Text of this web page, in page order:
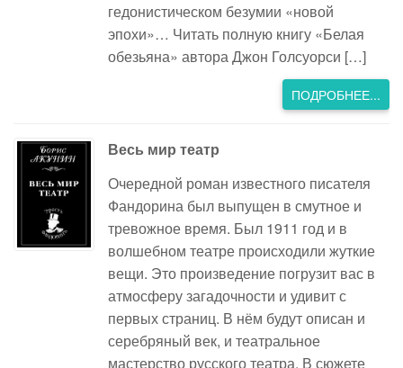
гедонистическом безумии «новой
эпохи»… Читать полную книгу «Белая
обезьяна» автора Джон Голсуорси […]
ПОДРОБНЕЕ...
Весь мир театр
Очередной роман известного писателя
Фандорина был выпущен в смутное и
тревожное время. Был 1911 год и в
волшебном театре происходили жуткие
вещи. Это произведение погрузит вас в
атмосферу загадочности и удивит с
первых страниц. В нём будут описан и
серебряный век, и театральное
мастерство русского театра. В сюжете